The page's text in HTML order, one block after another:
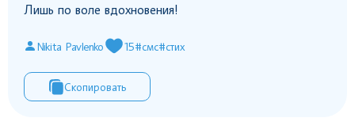
Лишь по воле вдохновения!
Nikita Pavlenko 15#смс#стих
Скопировать